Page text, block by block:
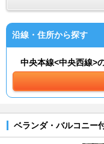
沿線・住所から探す
中央本線<中央西線>
ベランダ・バルコニー